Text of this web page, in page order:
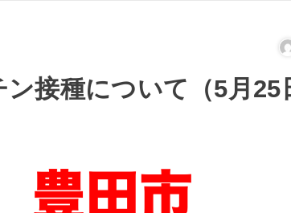
接種について（5月25